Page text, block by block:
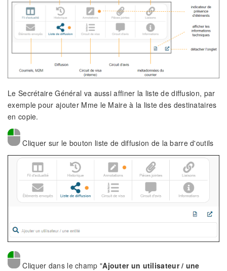
Le Secrétaire Général va aussi affiner la liste de diffusion, par
exemple pour ajouter Mme le Maire à la liste des destinataires
en copie.
Cliquer sur le bouton liste de diffusion de la barre d'outils
Cliquer dans le champ "Ajouter un utilisateur / une